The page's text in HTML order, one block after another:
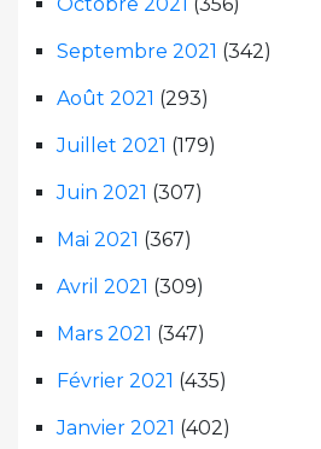
Septembre 2021 (342)
Août 2021 (293)
Juillet 2021 (179)
Juin 2021 (307)
Mai 2021 (367)
Avril 2021 (309)
Mars 2021 (347)
Février 2021 (435)
Janvier 2021 (402)